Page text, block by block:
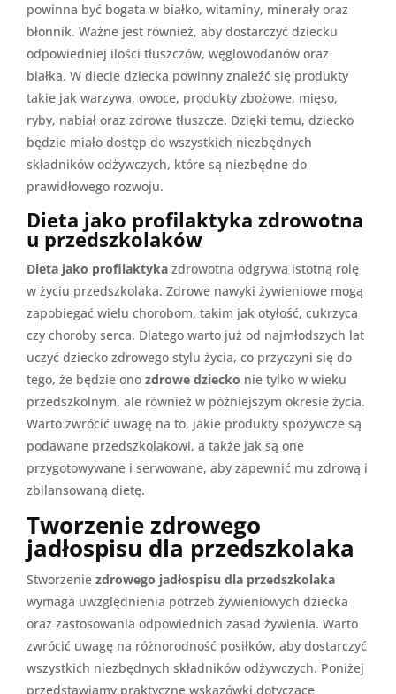
powinna być bogata w białko, witaminy, minerały oraz
błonnik. Ważne jest również, aby dostarczyć dziecku
odpowiedniej ilości tłuszczów, węglowodanów oraz
białka. W diecie dziecka powinny znaleźć się produkty
takie jak warzywa, owoce, produkty zbożowe, mięso,
ryby, nabiał oraz zdrowe tłuszcze. Dzięki temu, dziecko
będzie miało dostęp do wszystkich niezbędnych
składników odżywczych, które są niezbędne do
prawidłowego rozwoju.
Dieta jako profilaktyka zdrowotna
u przedszkolaków
Dieta jako profilaktyka zdrowotna odgrywa istotną rolę
w życiu przedszkolaka. Zdrowe nawyki żywieniowe mogą
zapobiegać wielu chorobom, takim jak otyłość, cukrzyca
czy choroby serca. Dlatego warto już od najmłodszych lat
uczyć dziecko zdrowego stylu życia, co przyczyni się do
tego, że będzie ono zdrowe dziecko nie tylko w wieku
przedszkolnym, ale również w późniejszym okresie życia.
Warto zwrócić uwagę na to, jakie produkty spożywcze są
podawane przedszkolakowi, a także jak są one
przygotowywane i serwowane, aby zapewnić mu zdrową i
zbilansowaną dietę.
Tworzenie zdrowego
jadłospisu dla przedszkolaka
Stworzenie zdrowego jadłospisu dla przedszkolaka
wymaga uwzględnienia potrzeb żywieniowych dziecka
oraz zastosowania odpowiednich zasad żywienia. Warto
zwrócić uwagę na różnorodność posiłków, aby dostarczyć
wszystkich niezbędnych składników odżywczych. Poniżej
przedstawiamy praktyczne wskazówki dotyczące